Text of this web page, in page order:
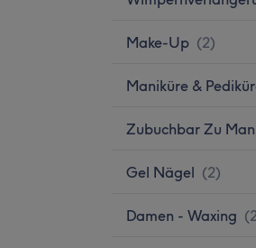
Make-Up (2)
Maniküre &
Zubuchbar Zu
Gel Nägel (2)
Damen - Waxing (2